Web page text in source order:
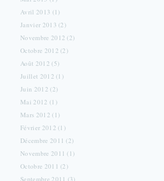
Avril 2013 (1)
Janvier 2013 (2)
Novembre 2012 (2)
Octobre 2012 (2)
Août 2012 (5)
Juillet 2012 (1)
Juin 2012 (2)
Mai 2012 (1)
Mars 2012 (1)
Février 2012 (1)
Décembre 2011 (2)
Novembre 2011 (1)
Octobre 2011 (2)
Septembre 2011 (3)